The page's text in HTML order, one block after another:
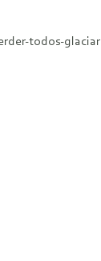
todos-